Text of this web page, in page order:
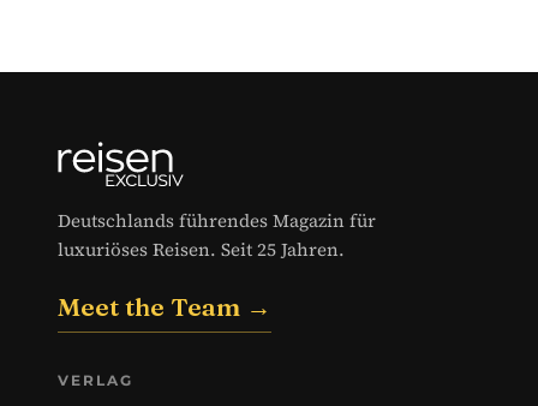
Deutschlands führendes Magazin für
luxuriöses Reisen. Seit 25 Jahren.
Meet the Team →
VERLAG